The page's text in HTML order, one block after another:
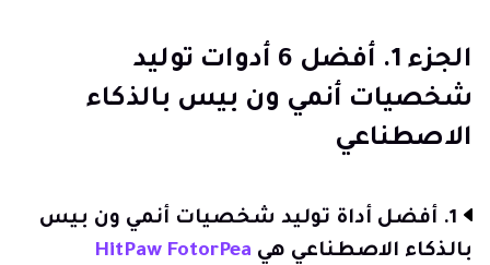
الجزء 2. الأسئلة الشائعة عن أداة توليد شخصيات أنمي ون
بيس بالذكاء الاصطناعي
الجزء 1. أفضل 6 أدوات توليد
شخصيات أنمي ون بيس بالذكاء
الاصطناعي
1. أفضل أداة توليد شخصيات أنمي ون بيس
بالذكاء الاصطناعي هي HitPaw FotorPea